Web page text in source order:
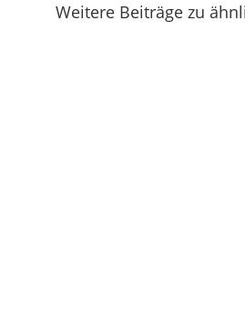
Weitere Beiträge zu